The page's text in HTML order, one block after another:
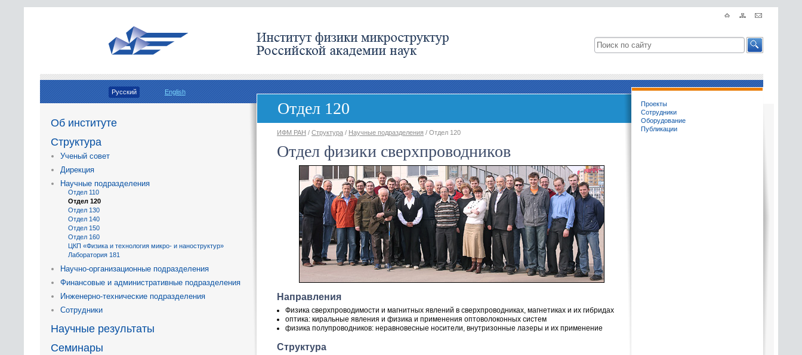
Русский English
Об институте
Структура
Ученый совет
Дирекция
Научные подразделения
Отдел 110
Отдел 120
Отдел 130
Отдел 140
Отдел 150
Отдел 160
ЦКП «Физика и технология микро- и наноструктур»
Лаборатория 181
Научно-организационные подразделения
Финансовые и административные подразделения
Инженерно-технические подразделения
Сотрудники
Научные результаты
Семинары
Отдел 120
Проекты
Сотрудники
Оборудование
Публикации
ИФМ РАН /Структура / Научные подразделения / Отдел 120
Отдел физики сверхпроводников
Направления
Физика сверхпроводимости и магнитных явлений в сверхпроводниках, магнетиках и их гибридах
оптика: киральные явления и физика и применения оптоволоконных систем
физика полупроводников: неравновесные носители, внутризонные лазеры и их применение
Структура